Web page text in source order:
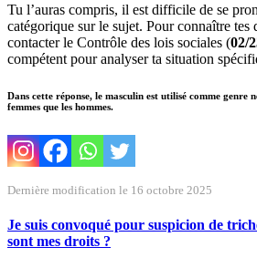
Tu l’auras compris, il est difficile de se
catégorique sur le sujet. Pour connaître
contacter le Contrôle des lois sociales (02/
compétent pour analyser ta situation
Dans cette réponse, le masculin est utilisé comme genre
femmes que les hommes.
Dernière modification le 16 octobre 2025
Je suis convoqué pour suspicion de
sont mes droits ?